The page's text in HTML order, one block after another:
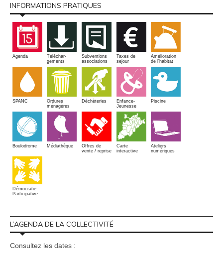
INFORMATIONS PRATIQUES
Agenda
Téléchar-
gements
Subventions
associations
Taxes de
sejour
Amélioration
de l'habitat
SPANC
Ordures
ménagères
Déchèteries
Enfance-
Jeunesse
Piscine
Boulodrome Médiathèque
Offres de
vente / reprise
Carte
interactive
Ateliers
numériques
Démocratie
Participative
L’AGENDA DE LA COLLECTIVITÉ
Consultez les dates :